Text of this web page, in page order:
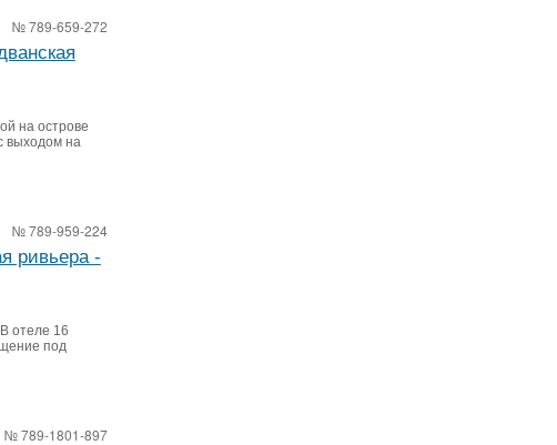
№ 789-659-272
на острове
выходом на
№ 789-959-224
ривьера -
отеле 16
под
№ 789-1801-897